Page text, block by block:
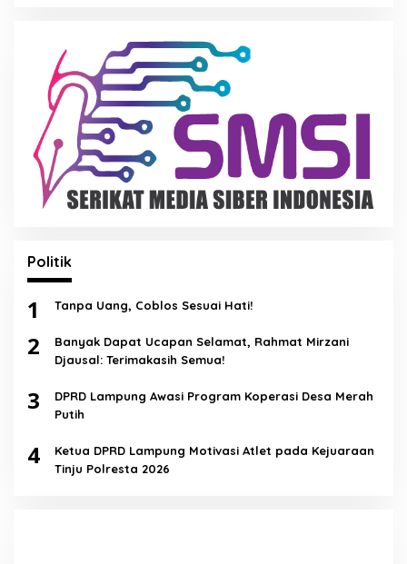
Politik
1 Tanpa Uang, Coblos Sesuai Hati!
2
Banyak Dapat Ucapan Selamat, Rahmat Mirzani
Djausal: Terimakasih Semua!
3
DPRD Lampung Awasi Program Koperasi Desa Merah
Putih
4
Ketua DPRD Lampung Motivasi Atlet pada Kejuaraan
Tinju Polresta 2026